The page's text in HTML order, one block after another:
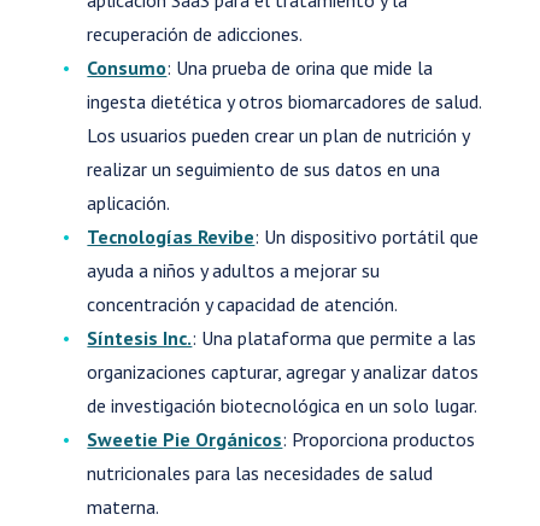
recuperación de adicciones.
Consumo: Una prueba de orina que mide la
ingesta dietética y otros biomarcadores de salud.
Los usuarios pueden crear un plan de nutrición y
realizar un seguimiento de sus datos en una
aplicación.
Tecnologías Revibe: Un dispositivo portátil que
ayuda a niños y adultos a mejorar su
concentración y capacidad de atención.
Síntesis Inc.: Una plataforma que permite a las
organizaciones capturar, agregar y analizar datos
de investigación biotecnológica en un solo lugar.
Sweetie Pie Orgánicos: Proporciona productos
nutricionales para las necesidades de salud
materna.